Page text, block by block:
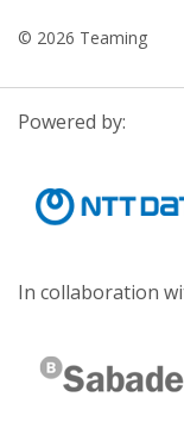
© 2026 Teaming
Powered by:
In collaboration